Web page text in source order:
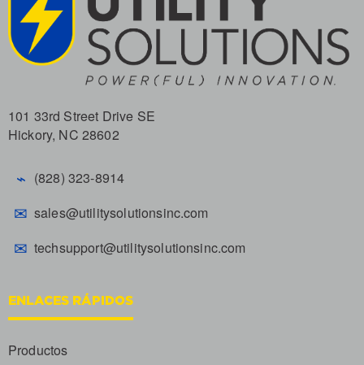
101 33rd Street Drive SE
Hickory, NC 28602
⌁ (828) 323-8914
✉ sales@utilitysolutionsinc.com
✉ techsupport@utilitysolutionsinc.com
ENLACES RÁPIDOS
Productos